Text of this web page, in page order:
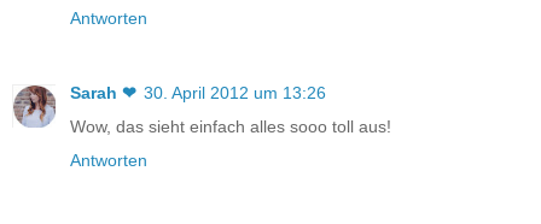
Antworten
Sarah ❤ 30. April 2012 um 13:26
Wow, das sieht einfach alles sooo toll aus!
Antworten